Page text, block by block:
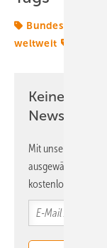
weltweit
Keine Zeit?
Newsletter!
Mit unserem
ausgewählte
kostenlos direkt ins